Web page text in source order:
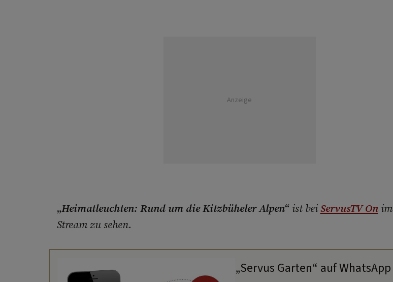
Anzeige
„Heimatleuchten: Rund um die Kitzbüheler Alpen“ ist beiServusTV Onim
Stream zu sehen.
„Servus Garten“ auf WhatsApp